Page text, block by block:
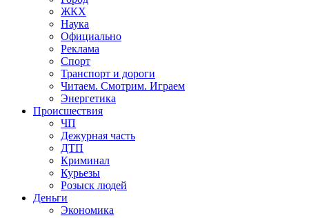
ЖКХ
Наука
Официально
Реклама
Спорт
Транспорт и дороги
Читаем. Смотрим. Играем
Энергетика
Происшествия
ЧП
Дежурная часть
ДТП
Криминал
Курьезы
Розыск людей
Деньги
Экономика